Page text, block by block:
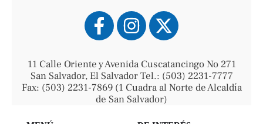
11 Calle Oriente y Avenida Cuscatancingo No 271
San Salvador, El Salvador Tel.: (503) 2231-7777
Fax: (503) 2231-7869 (1 Cuadra al Norte de Alcaldía
de San Salvador)